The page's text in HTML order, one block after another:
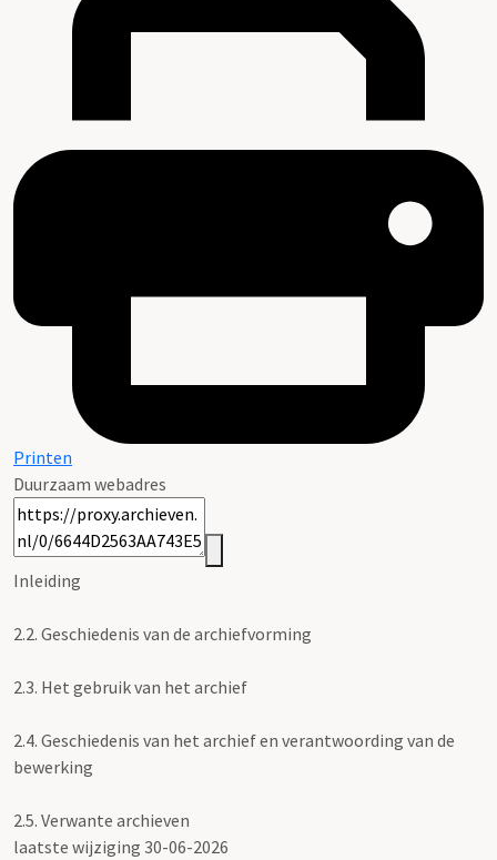
Printen
Duurzaam webadres
Inleiding
2.2. Geschiedenis van de archiefvorming
2.3. Het gebruik van het archief
2.4. Geschiedenis van het archief en verantwoording van de
bewerking
2.5. Verwante archieven
laatste wijziging 30-06-2026